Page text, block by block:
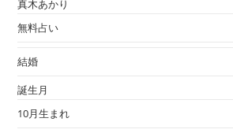
真木あかり
無料占い
結婚
誕生月
10月生まれ